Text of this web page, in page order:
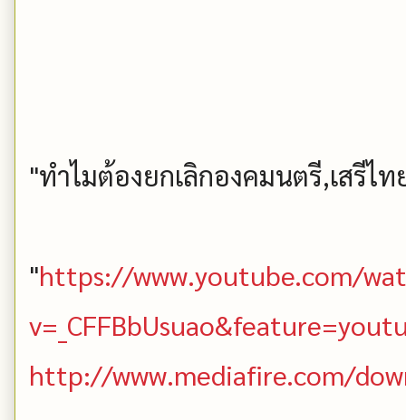
"ทำไมต้องยกเลิกองคมนตรี,เสรีไ
"https://www.youtube.com/
http://www.mediafire.com/